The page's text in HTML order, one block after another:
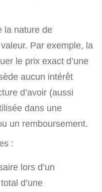
la nature de
Par exemple, la
le prix exact d’une
aucun intérêt
d’avoir (aussi
dans une
un remboursement.
:
lors d’un
d’une